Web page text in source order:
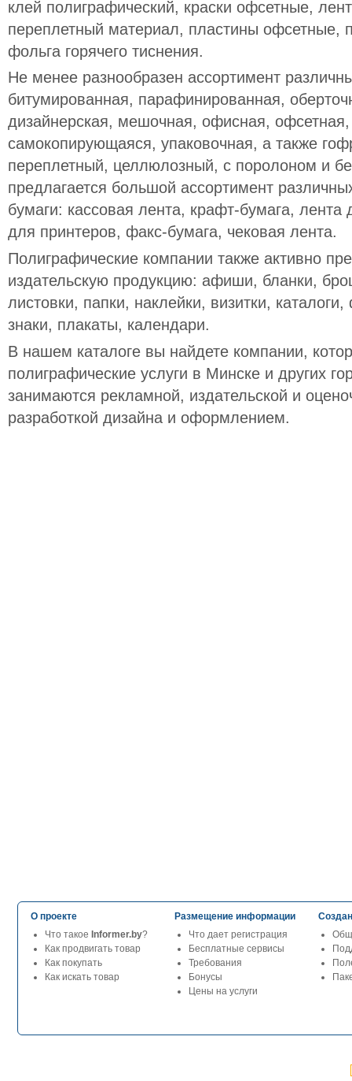
клей полиграфический, краски офсетные,
переплетный материал, пластины офсетные,
фольга горячего тиснения.
Не менее разнообразен ассортимент
битумированная, парафинированная,
дизайнерская, мешочная, офисная,
самокопирующаяся, упаковочная, а также
переплетный, целлюлозный, с поролоном и
предлагается большой ассортимент
бумаги: кассовая лента, крафт-бумага,
для принтеров, факс-бумага, чековая лента.
Полиграфические компании также активно
издательскую продукцию: афиши, бланки,
листовки, папки, наклейки, визитки,
знаки, плакаты, календари.
В нашем каталоге вы найдете компании,
полиграфические услуги в Минске и других
занимаются рекламной, издательской и
разработкой дизайна и оформлением.
О проекте
Что такое Informer.by?
Как продвигать товар
Как покупать
Как искать товар
Размещение информации
Что дает регистрация
Бесплатные сервисы
Требования
Бонусы
Цены на услуги